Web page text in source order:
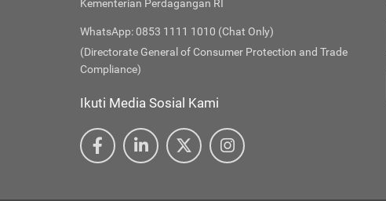
Kementerian Perdagangan RI
WhatsApp: 0853 1111 1010 (Chat Only)
(Directorate General of Consumer Protection and Trade
Compliance)
Ikuti Media Sosial Kami